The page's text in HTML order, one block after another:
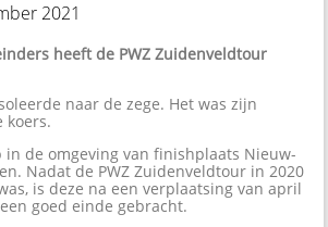
2021
heeft de PWZ Zuidenveldtour
naar de zege. Het was zijn
koers.
in de omgeving van finishplaats Nieuw-
Nadat de PWZ Zuidenveldtour in 2020
is deze na een verplaatsing van april
goed einde gebracht.